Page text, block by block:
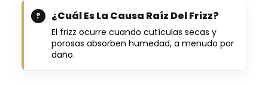
¿Cuál Es La Causa Raíz Del Frizz?
El frizz ocurre cuando cutículas secas y
porosas absorben humedad, a menudo por
daño.